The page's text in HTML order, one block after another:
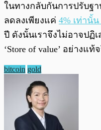
ในทางกลับกันการปรับฐ
ลดลงเพียงแค่ 4% เท่านั้น
ปี ดังนั้นเราจึงไม่อาจปฏิ
‘Store of value’ อย่างแท้
bitcoin gold